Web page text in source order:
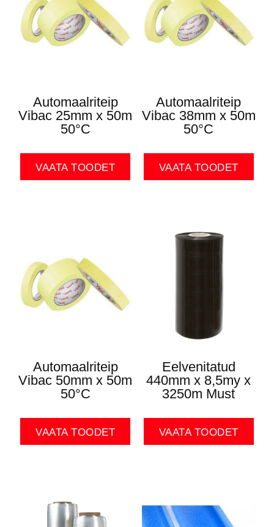
Automaalriteip
Vibac 25mm x 50m
50°C
VAATA TOODET
Automaalriteip
Vibac 38mm x 50m
50°C
VAATA TOODET
Automaalriteip
Vibac 50mm x 50m
50°C
VAATA TOODET
Eelvenitatud
440mm x 8,5my x
3250m Must
VAATA TOODET